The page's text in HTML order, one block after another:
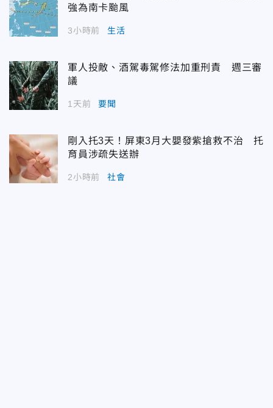
強為南卡颱風
3小時前 生活
軍人投敵、酒駕毒駕修法加重刑責 週三審
議
1天前 要聞
剛入托3天！屏東3月大嬰發紫搶救不治 托
育員涉疏失送辦
2小時前 社會